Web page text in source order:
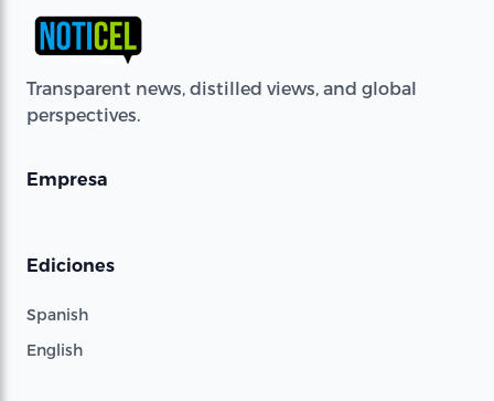
Transparent news, distilled views, and global
perspectives.
Empresa
Ediciones
Spanish
English